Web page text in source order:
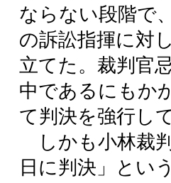
ならない段階で
の訴訟指揮に対
立てた。裁判官
中であるにもか
て判決を強行し
しかも小林裁
日に判決」とい